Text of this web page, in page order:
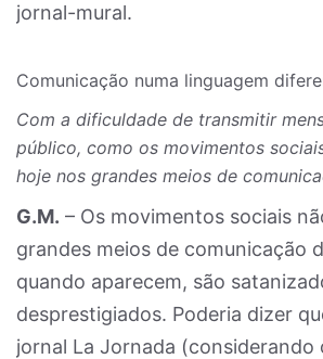
jornal-mural.
Comunicação numa linguagem
Com a dificuldade de transmitir
público, como os movimentos
hoje nos grandes meios de
G.M. – Os movimentos sociais
grandes meios de comunicação
quando aparecem, são
desprestigiados. Poderia dizer
jornal La Jornada (considerando